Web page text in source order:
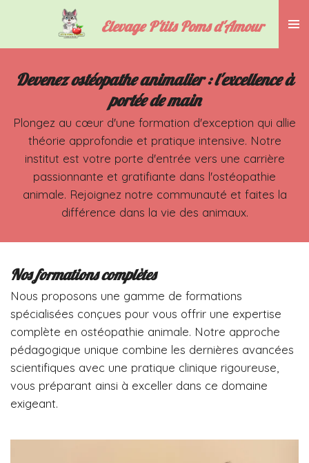
contenu
Elevage P'tits Poms d'Amour
Devenez ostéopathe animalier : l'excellence à
portée de main
Plongez au cœur d'une formation d'exception qui allie
théorie approfondie et pratique intensive. Notre
institut est votre porte d'entrée vers une carrière
passionnante et gratifiante dans l'ostéopathie
animale. Rejoignez notre communauté et faites la
différence dans la vie des animaux.
Nos formations complètes
Nous proposons une gamme de formations
spécialisées conçues pour vous offrir une expertise
complète en ostéopathie animale. Notre approche
pédagogique unique combine les dernières avancées
scientifiques avec une pratique clinique rigoureuse,
vous préparant ainsi à exceller dans ce domaine
exigeant.